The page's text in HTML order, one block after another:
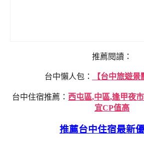
推薦閱讀：
台中懶人包： 【台中旅遊景
台中住宿推薦： 西屯區,中區,逢甲夜
宜CP值高
推薦台中住宿最新